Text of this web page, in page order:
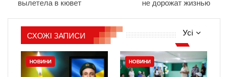
вылетела в кювет
не дорожат жизнью
Усі
СХОЖІ ЗАПИСИ
НОВИНИ НОВИНИ